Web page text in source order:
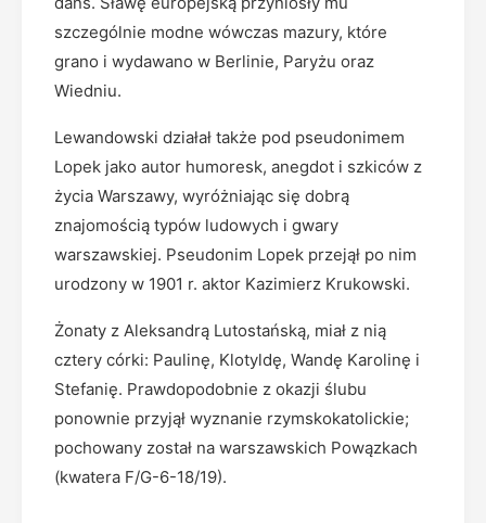
szczególnie modne wówczas mazury, które
grano i wydawano w Berlinie, Paryżu oraz
Wiedniu.
Lewandowski działał także pod pseudonimem
Lopek jako autor humoresk, anegdot i szkiców z
życia Warszawy, wyróżniając się dobrą
znajomością typów ludowych i gwary
warszawskiej. Pseudonim Lopek przejął po nim
urodzony w 1901 r. aktor Kazimierz Krukowski.
Żonaty z Aleksandrą Lutostańską, miał z nią
cztery córki: Paulinę, Klotyldę, Wandę Karolinę i
Stefanię. Prawdopodobnie z okazji ślubu
ponownie przyjął wyznanie rzymskokatolickie;
pochowany został na warszawskich Powązkach
(kwatera F/G-6-18/19).